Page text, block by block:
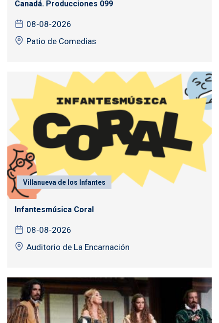
Canadá. Producciones 099
08-08-2026
Patio de Comedias
Villanueva de los Infantes
Infantesmúsica Coral
08-08-2026
Auditorio de La Encarnación